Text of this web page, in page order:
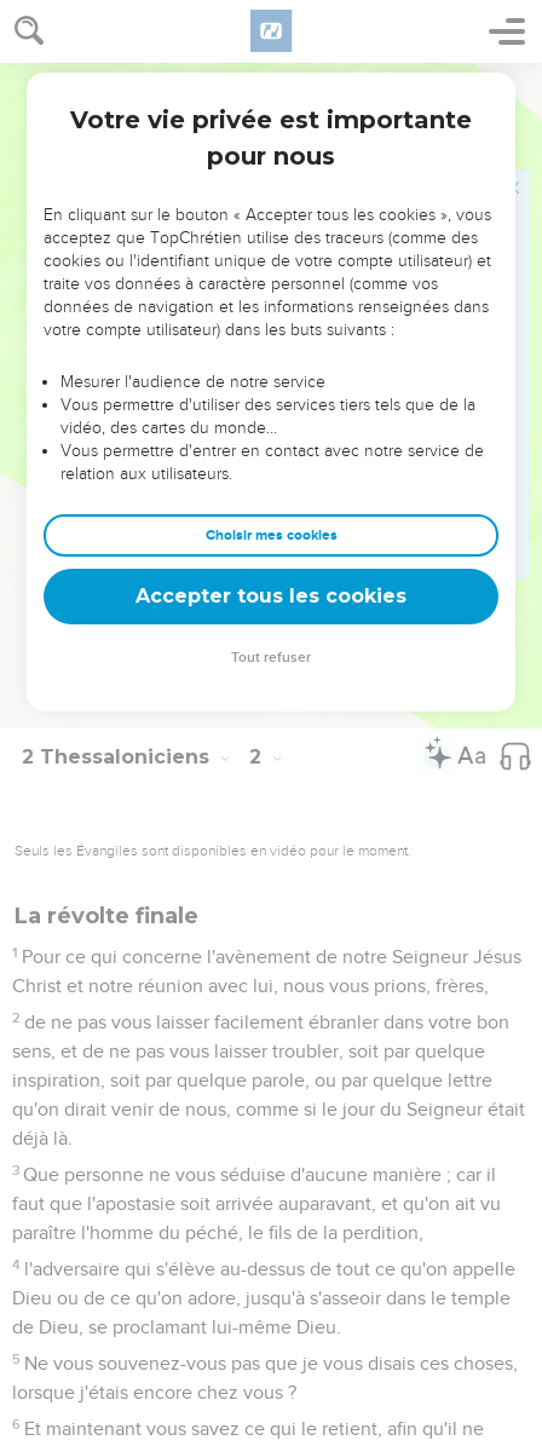
2 Thessaloniciens 1
C'est une preuve du juste jugement de Dieu, pour que
vous soyez jugés dignes du royaume de Dieu, pour lequel
vous souffrez.
Car il est de la justice de Dieu de rendre l'affliction à ceux
et de vous donner, à vous qui êtes affligés, du repos avec
nous, lorsque le Seigneur Jésus apparaîtra du ciel avec les
anges de sa puissance,
au milieu d'une flamme de feu, pour punir ceux qui ne
connaissent pas Dieu et ceux qui n'obéissent pas à l'Évangile
de notre Seigneur Jésus.
face du Seigneur et de la gloire de sa force,
lorsqu'il viendra pour être, en ce jour-là, glorifié dans ses
saints et admiré dans tous ceux qui auront cru, car notre
témoignage auprès de vous a été cru.
C'est pourquoi aussi nous prions continuellement pour
vous, afin que notre Dieu vous juge dignes de la vocation, et
qu'il accomplisse par sa puissance tous les dessins
bienveillants de sa bonté, et l'oeuvre de votre foi,
pour que le nom de notre Seigneur Jésus soit glorifié en
2 Thessaloniciens 2
Seuls les Évangiles sont disponibles en vidéo pour le moment.
La révolte finale
1 Pour ce qui concerne l'avènement de notre Seigneur Jésus
Christ et notre réunion avec lui, nous vous prions, frères,
2 de ne pas vous laisser facilement ébranler dans votre bon
sens, et de ne pas vous laisser troubler, soit par quelque
inspiration, soit par quelque parole, ou par quelque lettre
qu'on dirait venir de nous, comme si le jour du Seigneur était
déjà là.
3 Que personne ne vous séduise d'aucune manière ; car il
faut que l'apostasie soit arrivée auparavant, et qu'on ait vu
paraître l'homme du péché, le fils de la perdition,
4 l'adversaire qui s'élève au-dessus de tout ce qu'on appelle
Dieu ou de ce qu'on adore, jusqu'à s'asseoir dans le temple
de Dieu, se proclamant lui-même Dieu.
5 Ne vous souvenez-vous pas que je vous disais ces choses,
lorsque j'étais encore chez vous ?
6 Et maintenant vous savez ce qui le retient, afin qu'il ne
Votre vie privée est importante
pour nous
En cliquant sur le bouton « Accepter tous les cookies », vous
acceptez que TopChrétien utilise des traceurs (comme des
cookies ou l'identifiant unique de votre compte utilisateur) et
traite vos données à caractère personnel (comme vos
données de navigation et les informations renseignées dans
votre compte utilisateur) dans les buts suivants :
Mesurer l'audience de notre service
Vous permettre d'utiliser des services tiers tels que de la
vidéo, des cartes du monde…
Vous permettre d'entrer en contact avec notre service de
relation aux utilisateurs.
Choisir mes cookies
Accepter tous les cookies
Tout refuser